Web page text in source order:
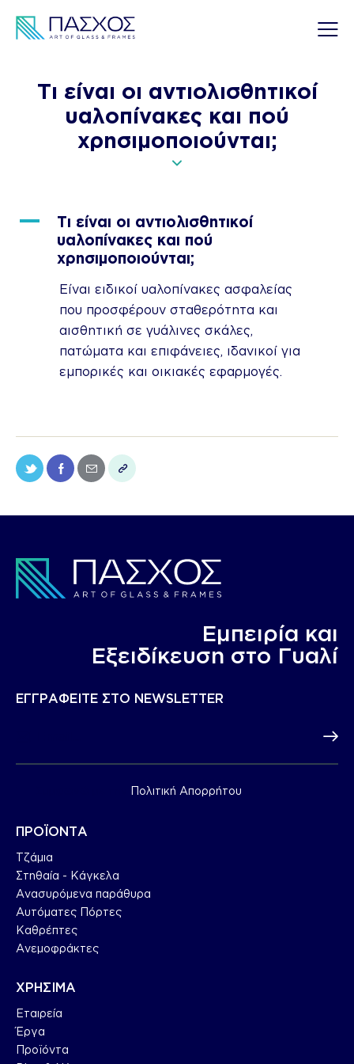
Τι είναι οι αντιολισθητικοί
υαλοπίνακες και πού
χρησιμοποιούνται;
A
Τι είναι οι αντιολισθητικοί
υαλοπίνακες και πού
χρησιμοποιούνται;
Είναι ειδικοί υαλοπίνακες ασφαλείας
που προσφέρουν σταθερότητα και
αισθητική σε γυάλινες σκάλες,
πατώματα και επιφάνειες, ιδανικοί για
εμπορικές και οικιακές εφαρμογές.
Εμπειρία και
Eξειδίκευση στο Γυαλί
ΕΓΓΡΑΦΕΙΤΕ ΣΤΟ NEWSLETTER
Πολιτική Απορρήτου
ΠΡΟΪΟΝΤΑ
Τζάμια
Στηθαία - Κάγκελα
Ανασυρόμενα παράθυρα
Αυτόματες Πόρτες
Καθρέπτες
Ανεμοφράκτες
ΧΡΗΣΙΜΑ
Εταιρεία
Έργα
Προϊόντα